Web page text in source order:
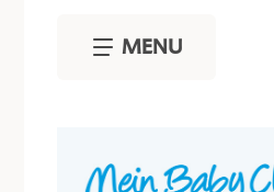
MENU